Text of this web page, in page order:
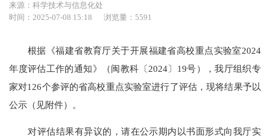
来源：科学技术与信息化处
时间：2025-07-08 15:18
浏览量：5591
根据《福建省教育厅关于开展福建省高校重点实验室2024
年度评估工作的通知》（闽教科〔2024〕19号），我厅组织专
家对126个参评的省高校重点实验室进行了评估，现将结果予以
公示（见附件）。
对评估结果有异议的，请在公示期内以书面形式向我厅实